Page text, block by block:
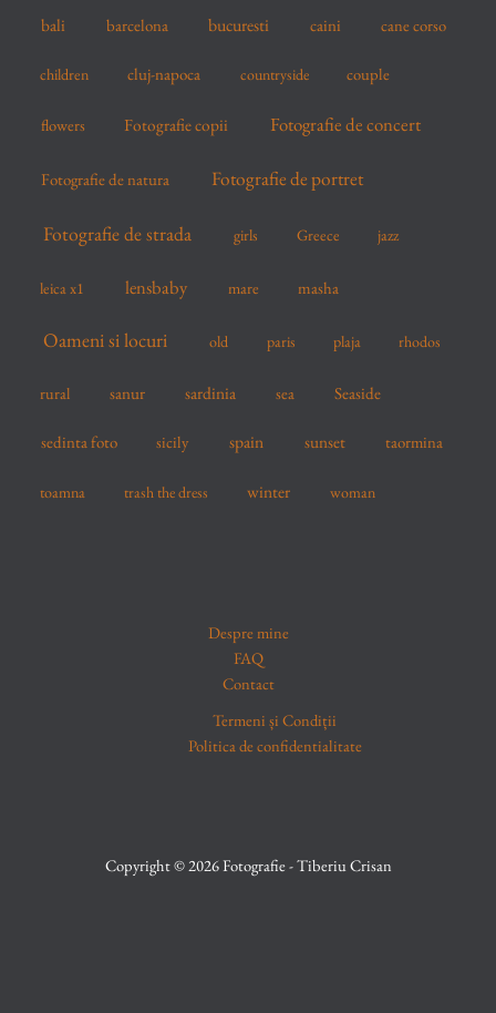
bali barcelona bucuresti caini cane corso
children cluj-napoca countryside couple
flowers Fotografie copii Fotografie de concert
Fotografie de natura Fotografie de portret
Fotografie de strada girls Greece jazz
leica x1 lensbaby mare masha
Oameni si locuri old paris plaja rhodos
rural sanur sardinia sea Seaside
sedinta foto sicily spain sunset taormina
toamna trash the dress winter woman
Despre mine
FAQ
Contact
Termeni și Condiții
Politica de confidentialitate
Copyright © 2026 Fotografie - Tiberiu Crisan